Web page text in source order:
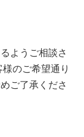
ようご相談さ
のご希望通り
ご了承くださ